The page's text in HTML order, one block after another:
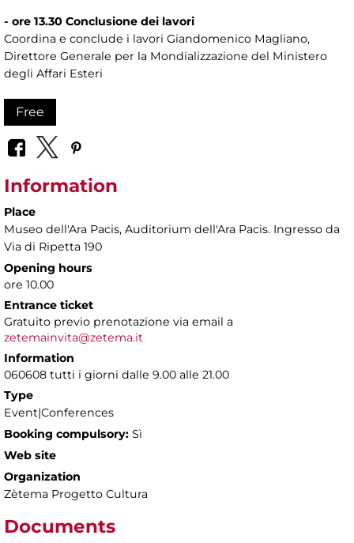
- ore 13.30 Conclusione dei lavori
Coordina e conclude i lavori Giandomenico Magliano,
Direttore Generale per la Mondializzazione del Ministero
degli Affari Esteri
Free
Information
Place
Museo dell'Ara Pacis, Auditorium dell'Ara Pacis. Ingresso da
Via di Ripetta 190
Opening hours
ore 10.00
Entrance ticket
Gratuito previo prenotazione via email a
zetemainvita@zetema.it
Information
060608 tutti i giorni dalle 9.00 alle 21.00
Type
Event|Conferences
Booking compulsory: Sì
Web site
Organization
Zètema Progetto Cultura
Documents